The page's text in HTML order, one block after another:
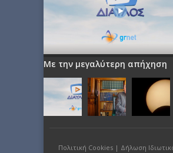
Με την μεγαλύτερη απήχηση
Πολιτική Cookies| Δήλωση